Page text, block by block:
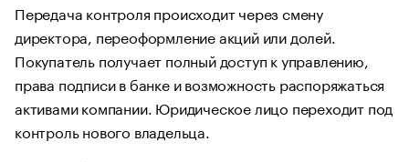
Передача контроля происходит через смену
директора, переоформление акций или долей.
Покупатель получает полный доступ к управлению,
права подписи в банке и возможность распоряжаться
активами компании. Юридическое лицо переходит под
контроль нового владельца.